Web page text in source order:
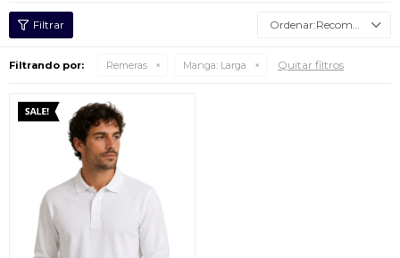
Recomendados
Filtrando por: Remeras Manga: Larga Quitar filtros